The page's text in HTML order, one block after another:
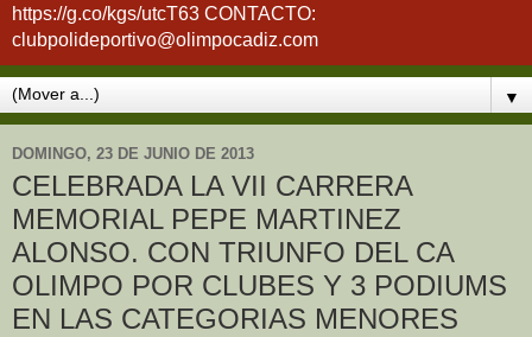
https://g.co/kgs/utcT63 CONTACTO:
clubpolideportivo@olimpocadiz.com
▼
DOMINGO, 23 DE JUNIO DE 2013
CELEBRADA LA VII CARRERA
MEMORIAL PEPE MARTINEZ
ALONSO. CON TRIUNFO DEL CA
OLIMPO POR CLUBES Y 3 PODIUMS
EN LAS CATEGORIAS MENORES